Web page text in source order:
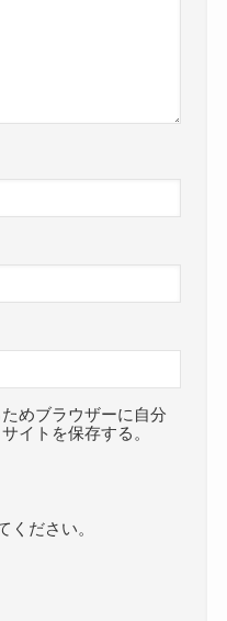
めブラウザーに自分
イトを保存する。
ください。